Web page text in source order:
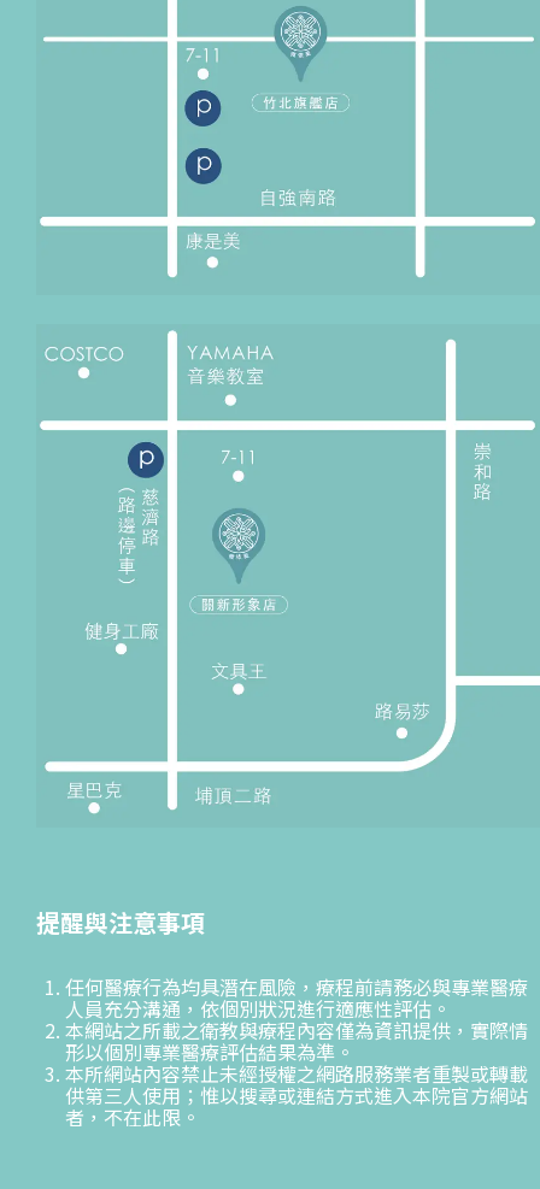
提醒與注意事項
任何醫療行為均具潛在風險，療程前請務必與專業醫療
人員充分溝通，依個別狀況進行適應性評估。
本網站之所載之衛教與療程內容僅為資訊提供，實際情
形以個別專業醫療評估結果為準。
本所網站內容禁止未經授權之網路服務業者重製或轉載
供第三人使用；惟以搜尋或連結方式進入本院官方網站
者，不在此限。